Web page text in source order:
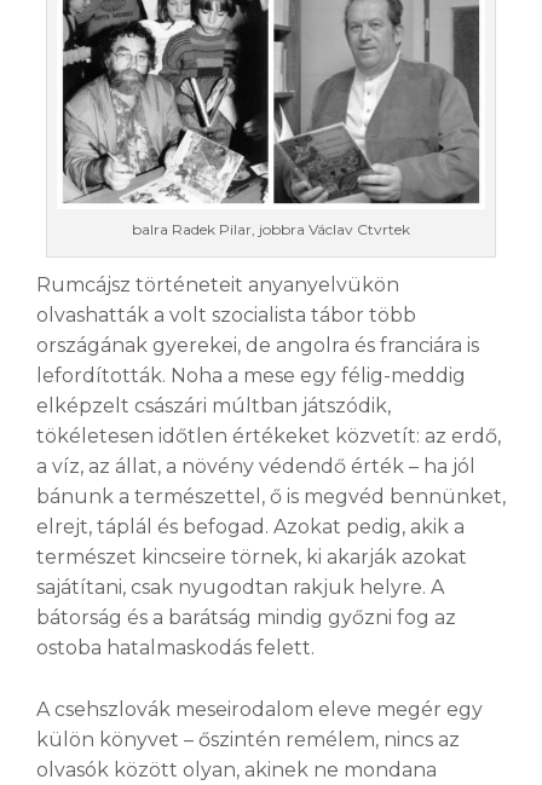
balra Radek Pilar, jobbra Václav Ctvrtek
Rumcájsz történeteit anyanyelvükön
olvashatták a volt szocialista tábor több
országának gyerekei, de angolra és franciára is
lefordították. Noha a mese egy félig-meddig
elképzelt császári múltban játszódik,
tökéletesen időtlen értékeket közvetít: az erdő,
a víz, az állat, a növény védendő érték – ha jól
bánunk a természettel, ő is megvéd bennünket,
elrejt, táplál és befogad. Azokat pedig, akik a
természet kincseire törnek, ki akarják azokat
sajátítani, csak nyugodtan rakjuk helyre. A
bátorság és a barátság mindig győzni fog az
ostoba hatalmaskodás felett.
A csehszlovák meseirodalom eleve megér egy
külön könyvet – őszintén remélem, nincs az
olvasók között olyan, akinek ne mondana